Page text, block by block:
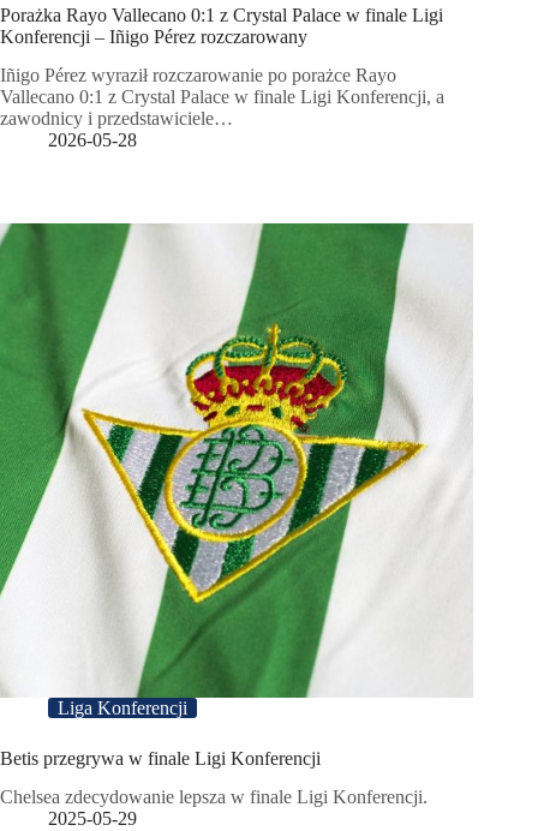
Porażka Rayo Vallecano 0:1 z Crystal Palace w finale Ligi
Konferencji – Iñigo Pérez rozczarowany
Iñigo Pérez wyraził rozczarowanie po porażce Rayo
Vallecano 0:1 z Crystal Palace w finale Ligi Konferencji, a
zawodnicy i przedstawiciele…
2026-05-28
Liga Konferencji
Betis przegrywa w finale Ligi Konferencji
Chelsea zdecydowanie lepsza w finale Ligi Konferencji.
2025-05-29